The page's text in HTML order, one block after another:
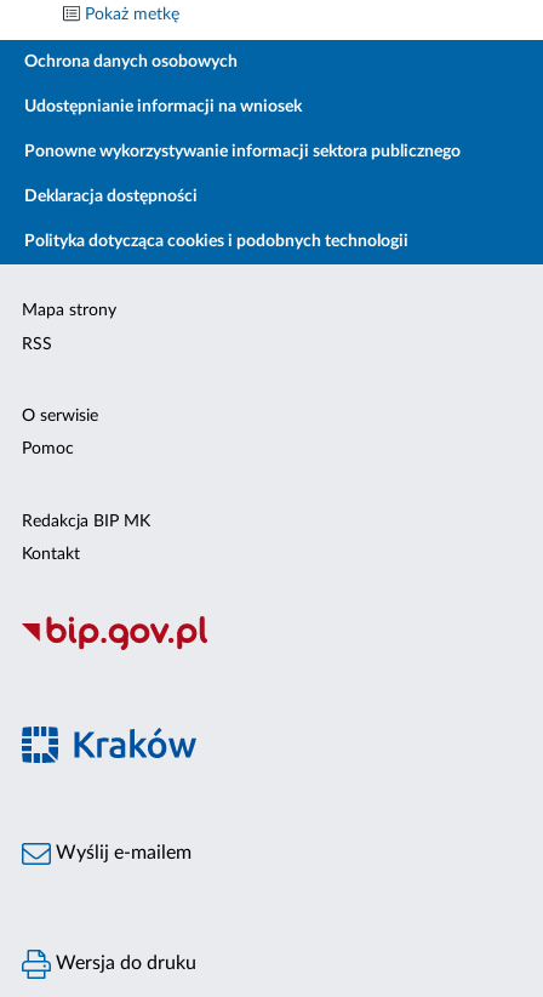
Pokaż metkę
Ochrona danych osobowych
Udostępnianie informacji na wniosek
Ponowne wykorzystywanie informacji sektora publicznego
Deklaracja dostępności
Polityka dotycząca cookies i podobnych technologii
Mapa strony
RSS
O serwisie
Pomoc
Redakcja BIP MK
Kontakt
Wyślij e-mailem
Wersja do druku